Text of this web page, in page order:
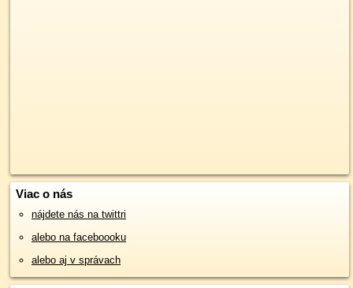
Viac o nás
nájdete nás na twittri
alebo na faceboooku
alebo aj v správach